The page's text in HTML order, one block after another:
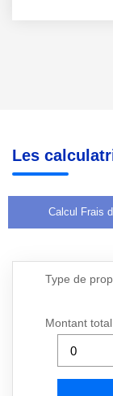
Les
Calcul Frais